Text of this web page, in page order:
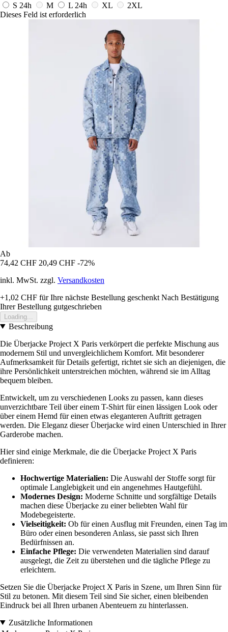
S 24h M L 24h XL
2XL
Dieses Feld ist erforderlich
Ab
74,42 CHF 20,49 CHF -72%
inkl. MwSt. zzgl. Versandkosten
+1,02 CHF für Ihre nächste Bestellung geschenkt Nach Bestätigung
Ihrer Bestellung gutgeschrieben
Loading...
Beschreibung
Die Überjacke Project X Paris verkörpert die perfekte Mischung aus
modernem Stil und unvergleichlichem Komfort. Mit besonderer
Aufmerksamkeit für Details gefertigt, richtet sie sich an diejenigen, die
ihre Persönlichkeit unterstreichen möchten, während sie im Alltag
bequem bleiben.
Entwickelt, um zu verschiedenen Looks zu passen, kann dieses
unverzichtbare Teil über einem T-Shirt für einen lässigen Look oder
über einem Hemd für einen etwas eleganteren Auftritt getragen
werden. Die Eleganz dieser Überjacke wird einen Unterschied in Ihrer
Garderobe machen.
Hier sind einige Merkmale, die die Überjacke Project X Paris
definieren:
Hochwertige Materialien: Die Auswahl der Stoffe sorgt für
optimale Langlebigkeit und ein angenehmes Hautgefühl.
Modernes Design: Moderne Schnitte und sorgfältige Details
machen diese Überjacke zu einer beliebten Wahl für
Modebegeisterte.
Vielseitigkeit: Ob für einen Ausflug mit Freunden, einen Tag im
Büro oder einen besonderen Anlass, sie passt sich Ihren
Bedürfnissen an.
Einfache Pflege: Die verwendeten Materialien sind darauf
ausgelegt, die Zeit zu überstehen und die tägliche Pflege zu
erleichtern.
Setzen Sie die Überjacke Project X Paris in Szene, um Ihren Sinn für
Stil zu betonen. Mit diesem Teil sind Sie sicher, einen bleibenden
Eindruck bei all Ihren urbanen Abenteuern zu hinterlassen.
Zusätzliche Informationen